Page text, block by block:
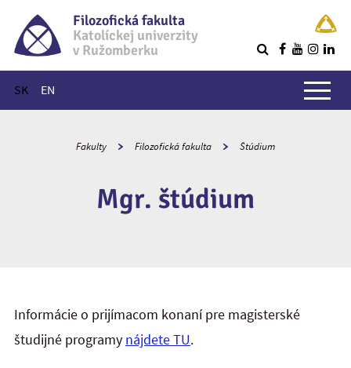
Filozofická fakulta
Katolíckej univerzity
v Ružomberku
SK EN
Hlavné menu
Fakulty Filozofická fakulta Štúdium
Mgr. štúdium
Informácie o prijímacom konaní pre magisterské
študijné programy nájdete TU.